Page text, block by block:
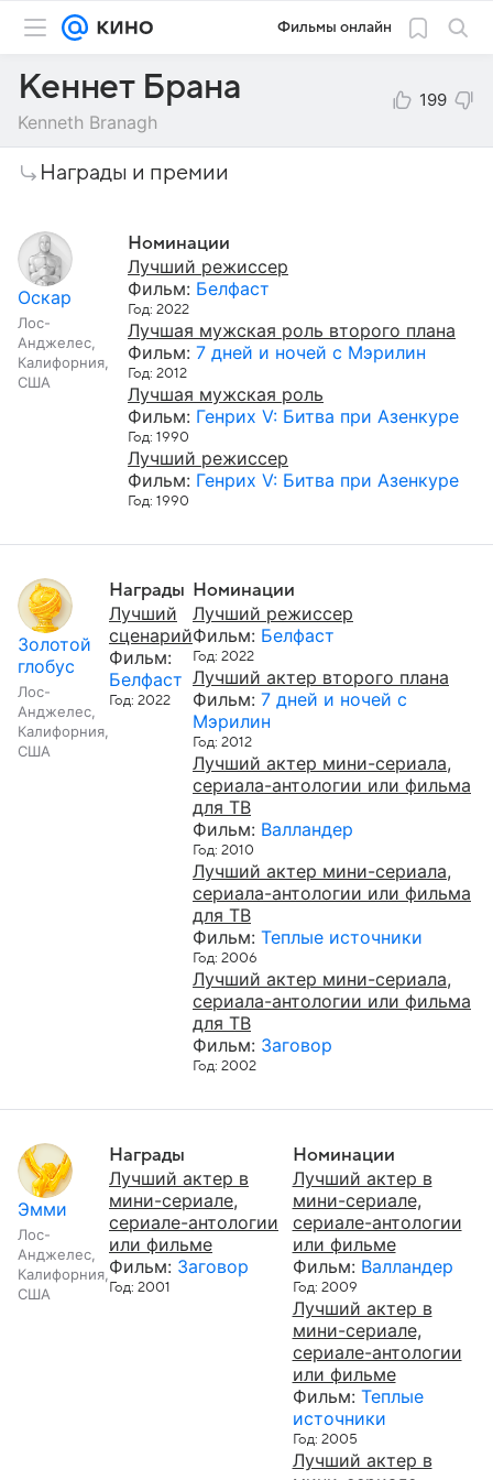
Фильмы онлайн
Кеннет Брана
Kenneth Branagh
199
Награды и премии
Оскар
Лос-
Анджелес,
Калифорния,
США
Номинации
Лучший режиссер
Фильм: Белфаст
Год: 2022
Лучшая мужская роль второго плана
Фильм: 7 дней и ночей с Мэрилин
Год: 2012
Лучшая мужская роль
Фильм: Генрих V: Битва при Азенкуре
Год: 1990
Лучший режиссер
Фильм: Генрих V: Битва при Азенкуре
Год: 1990
Золотой
глобус
Лос-
Анджелес,
Калифорния,
США
Награды
Лучший
сценарий
Фильм:
Белфаст
Год: 2022
Номинации
Лучший режиссер
Фильм: Белфаст
Год: 2022
Лучший актер второго плана
Фильм: 7 дней и ночей с
Мэрилин
Год: 2012
Лучший актер мини-сериала,
сериала-антологии или фильма
для ТВ
Фильм: Валландер
Год: 2010
Лучший актер мини-сериала,
сериала-антологии или фильма
для ТВ
Фильм: Теплые источники
Год: 2006
Лучший актер мини-сериала,
сериала-антологии или фильма
для ТВ
Фильм: Заговор
Год: 2002
Эмми
Лос-
Анджелес,
Калифорния,
США
Награды
Лучший актер в
мини-сериале,
сериале-антологии
или фильме
Фильм: Заговор
Год: 2001
Номинации
Лучший актер в
мини-сериале,
сериале-антологии
или фильме
Фильм: Валландер
Год: 2009
Лучший актер в
мини-сериале,
сериале-антологии
или фильме
Фильм: Теплые
источники
Год: 2005
Лучший актер в